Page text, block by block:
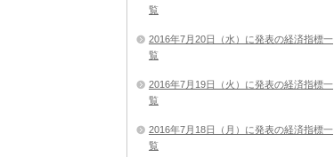
覧
2016年7月20日（水）に発表の経済指標一
覧
2016年7月19日（火）に発表の経済指標一
覧
2016年7月18日（月）に発表の経済指標一
覧